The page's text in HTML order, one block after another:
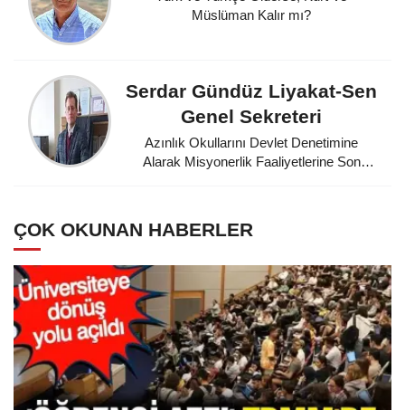
Müslüman Kalır mı?
Serdar Gündüz Liyakat-Sen
Genel Sekreteri
Azınlık Okullarını Devlet Denetimine
Alarak Misyonerlik Faaliyetlerine Son
ÇOK OKUNAN HABERLER